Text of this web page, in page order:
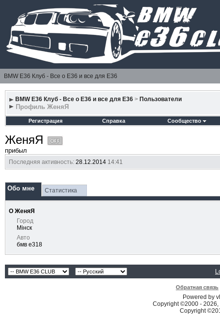
BMW E36 Клуб - Все о Е36 и все для Е36
BMW E36 Клуб - Все о Е36 и все для Е36 > Пользователи
Профиль ЖеняЯ
Регистрация Справка Сообщество
ЖеняЯ
прибыл
Последняя активность:28.12.2014 14:41
Обо мне Статистика
О ЖеняЯ
Город
Мінск
Авто
бмв е318
Обратная связь
Powered by
Copyright ©2000 -
Copyright